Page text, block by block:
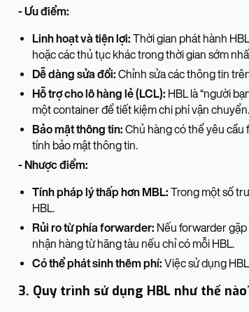
- Ưu điểm:
Linh hoạt và tiện lợi: Thời gian phát hành
hoặc các thủ tục khác trong thời gian sớm
Dễ dàng sửa đổi: Chỉnh sửa các thông tin
Hỗ trợ cho lô hàng lẻ (LCL): HBL là “người
một container để tiết kiệm chi phí vận chuyển.
Bảo mật thông tin: Chủ hàng có thể yêu
tính bảo mật thông tin.
- Nhược điểm:
Tính pháp lý thấp hơn MBL: Trong một số
HBL.
Rủi ro từ phía forwarder: Nếu forwarder
nhận hàng từ hãng tàu nếu chỉ có mỗi HBL.
Có thể phát sinh thêm phí: Việc sử dụng
3. Quy trình sử dụng HBL như thế